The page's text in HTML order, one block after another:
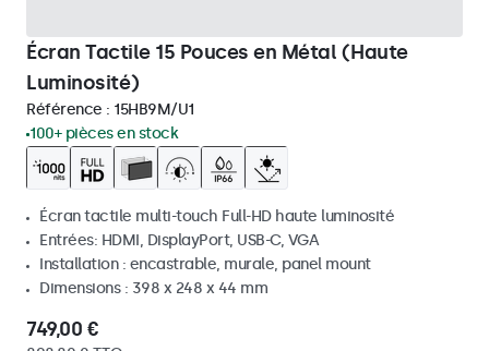
Écran Tactile 15 Pouces en Métal (Haute
Luminosité)
Référence : 15HB9M/U1
100+ pièces en stock
Écran tactile multi-touch Full-HD haute luminosité
Entrées: HDMI, DisplayPort, USB-C, VGA
Installation : encastrable, murale, panel mount
Dimensions : 398 x 248 x 44 mm
749,00 €